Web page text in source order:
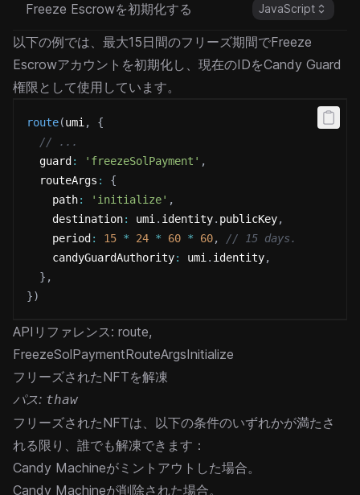
Freeze Escrowを初期化する JavaScript
以下の例では、最大15日間のフリーズ期間でFreeze
Escrowアカウントを初期化し、現在のIDをCandy Guard
権限として使用しています。
route(umi ,
{
// ...
  guard
: 'freezeSolPayment' ,
  routeArgs
:
{
    path
: 'initialize' ,
    destination
: umi . identity. publicKey,
    period
: 15 * 24 * 60 * 60,
// 15 days.
    candyGuardAuthority
: umi . identity,
} ,
})
APIリファレンス: route,
FreezeSolPaymentRouteArgsInitialize
フリーズされたNFTを解凍
パス: thaw
フリーズされたNFTは、以下の条件のいずれかが満たさ
れる限り、誰でも解凍できます：
Candy Machineがミントアウトした場合。
Candy Machineが削除された場合。